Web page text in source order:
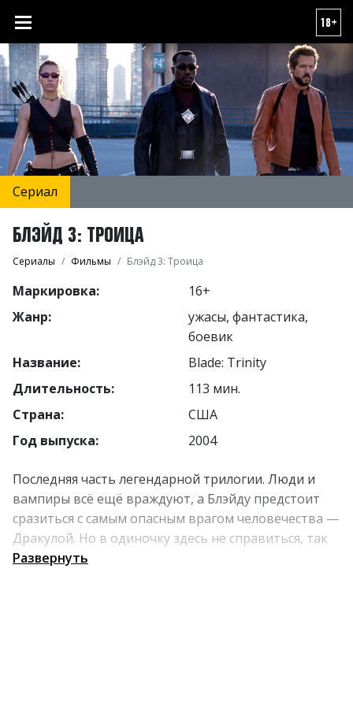
18+
Сериал
БЛЭЙД 3: ТРОИЦА
Сериалы Фильмы Блэйд 3: Троица
Маркировка:
16+
Жанр:
ужасы, фантастика,
боевик
Название:
Blade: Trinity
Длительность:
113 мин.
Страна:
США
Год выпуска:
2004
Последняя часть легендарной трилогии. Люди и
вампиры всё ещё враждуют, а Блэйду предстоит
сразиться с самым опасным врагом человечества —
Дракулой. Но в одиночку здесь не справиться, так
что ему придётся объединить силы с охотниками.
Развернуть